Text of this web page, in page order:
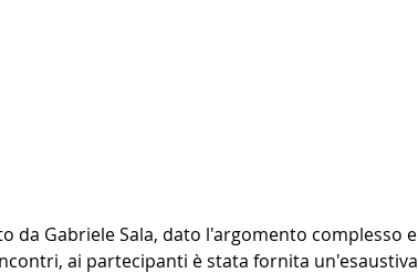
da Gabriele Sala, dato l'argomento complesso e
ai partecipanti è stata fornita un'esaustiva